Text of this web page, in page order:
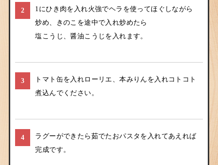
2
1にひき肉を入れ火強でヘラを使ってほぐしながら
炒め、きのこを途中で入れ炒めたら
塩こうじ、醤油こうじを入れます。
3
トマト缶を入れローリエ、本みりんを入れコトコト
煮込んでください。
4
ラグーができたら茹でたおパスタを入れてあえれば
完成です。